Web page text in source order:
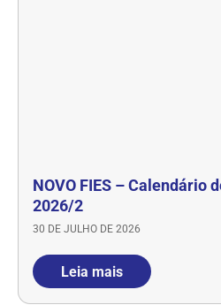
NOVO FIES – Calendário
2026/2
30 DE JULHO DE 2026
Leia mais